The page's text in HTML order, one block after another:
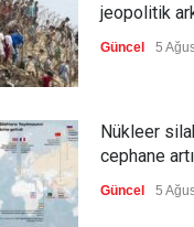
jeopolitik
Güncel 5
Nükleer
cephane
Güncel 5